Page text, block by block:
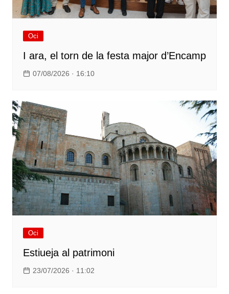
Oci
I ara, el torn de la festa major d’Encamp
07/08/2026 · 16:10
Oci
Estiueja al patrimoni
23/07/2026 · 11:02